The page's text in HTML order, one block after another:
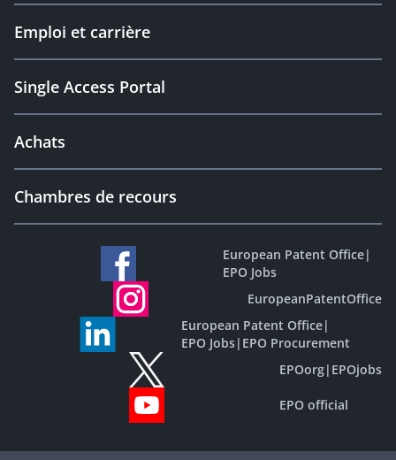
Emploi et carrière
Single Access Portal
Achats
Chambres de recours
European Patent Office|
EPO Jobs
EuropeanPatentOffice
European Patent Office|
EPO Jobs| EPO Procurement
EPOorg| EPOjobs
EPO official